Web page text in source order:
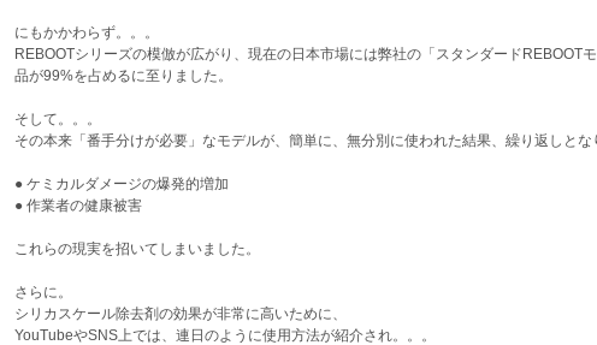
にもかかわらず。。。
REBOOTシリーズの模倣が広がり、現在の日本市場には弊社の「スタンダードREBOOT
品が99%を占めるに至りました。
そして。。。
その本来「番手分けが必要」なモデルが、簡単に、無分別に使われた結果、繰り返しとな
● ケミカルダメージの爆発的増加
● 作業者の健康被害
これらの現実を招いてしまいました。
さらに。
シリカスケール除去剤の効果が非常に高いために、
YouTubeやSNS上では、連日のように使用方法が紹介され。。。